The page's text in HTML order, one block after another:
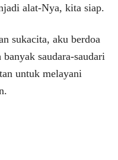
alat-Nya, kita siap.
sukacita, aku berdoa
saudara-saudari
untuk melayani